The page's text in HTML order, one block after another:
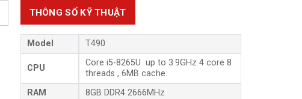
THÔNG SỐ KỸ THUẬT
Model T490
CPU
Core i5-8265U up to 3.9GHz 4 core 8
threads , 6MB cache.
RAM
8GB DDR4 2666MHz